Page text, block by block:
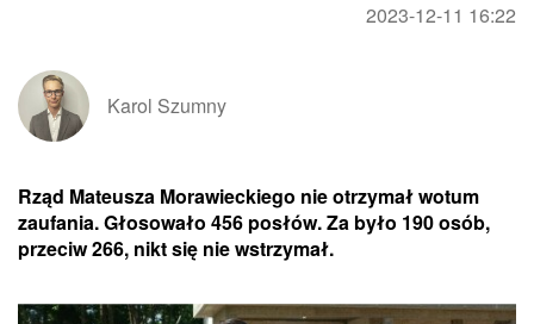
2023-12-11 16:22
Karol Szumny
Rząd Mateusza Morawieckiego nie otrzymał wotum
zaufania. Głosowało 456 posłów. Za było 190 osób,
przeciw 266, nikt się nie wstrzymał.